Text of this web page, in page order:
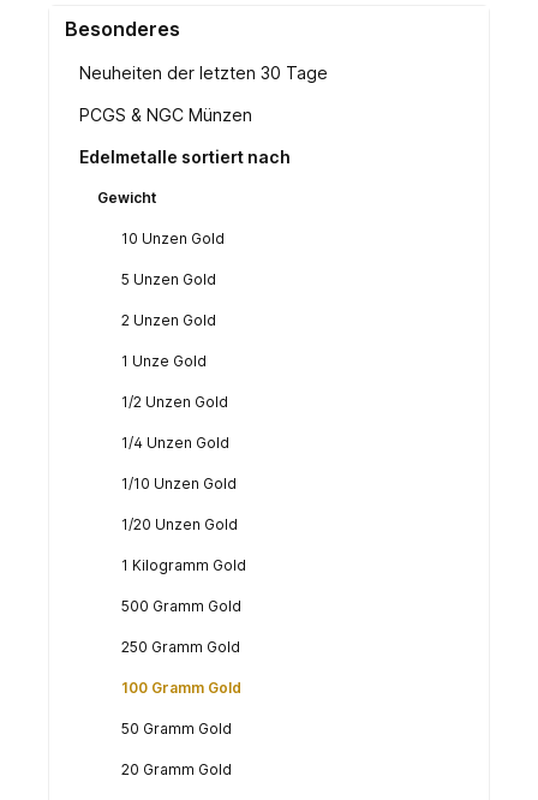
Besonderes
Neuheiten der letzten 30 Tage
PCGS & NGC Münzen
Edelmetalle sortiert nach
Gewicht
10 Unzen Gold
5 Unzen Gold
2 Unzen Gold
1 Unze Gold
1/2 Unzen Gold
1/4 Unzen Gold
1/10 Unzen Gold
1/20 Unzen Gold
1 Kilogramm Gold
500 Gramm Gold
250 Gramm Gold
100 Gramm Gold
50 Gramm Gold
20 Gramm Gold